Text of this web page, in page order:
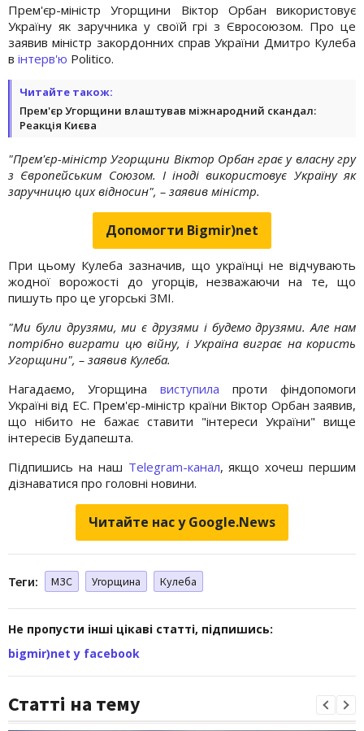
Прем'єр-міністр Угорщини Віктор Орбан використовує
Україну як заручника у своїй грі з Євросоюзом. Про це
заявив міністр закордонних справ України Дмитро Кулеба
в інтерв'ю Politico.
Читайте також:
Прем'єр Угорщини влаштував міжнародний скандал:
Реакція Києва
"Прем'єр-міністр Угорщини Віктор Орбан грає у власну гру
з Європейським Союзом. І іноді використовує Україну як
заручницю цих відносин", – заявив міністр.
Допомогти Bigmir)net
При цьому Кулеба зазначив, що українці не відчувають
жодної ворожості до угорців, незважаючи на те, що
пишуть про це угорські ЗМІ.
"Ми були друзями, ми є друзями і будемо друзями. Але нам
потрібно виграти цю війну, і Україна виграє на користь
Угорщини", – заявив Кулеба.
Нагадаємо, Угорщина виступила проти фіндопомоги
Україні від ЕС. Прем'єр-міністр країни Віктор Орбан заявив,
що нібито не бажає ставити "інтереси України" вище
інтересів Будапешта.
Підпишись на наш Telegram-канал, якщо хочеш першим
дізнаватися про головні новини.
Читайте нас у Google.News
Теги: МЗС Угорщина Кулеба
Не пропусти інші цікаві статті, підпишись:
bigmir)net у facebook
Статті на тему